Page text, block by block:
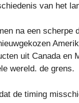
van het
na een scherpe
uit Canada en
wereld. de grens.
de timing